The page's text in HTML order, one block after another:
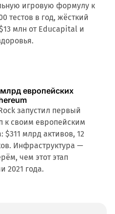
игровую формулу к
тестов в год, жёсткий
млн от Educapital и
европейских
запустил первый
к своим европейским
млрд активов, 12
Инфраструктура —
чем этот этап
2021 года.